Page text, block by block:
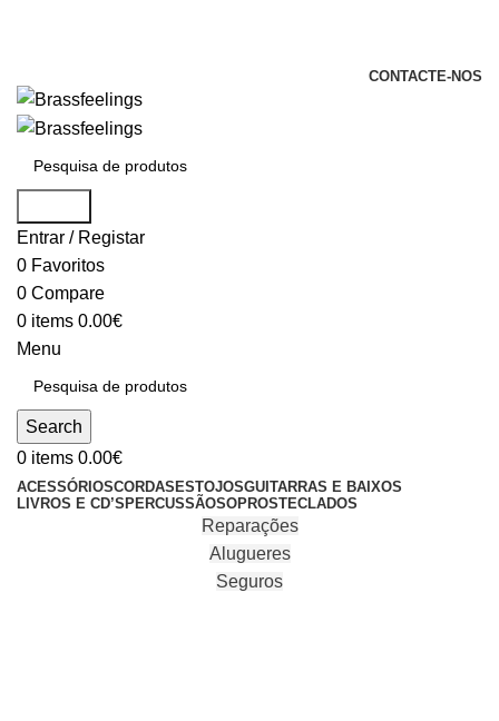
CONTACTE-NOS
Entrar / Registar
0 Favoritos
0 Compare
0 items 0.00€
Menu
Search
0 items 0.00€
ACESSÓRIOSCORDAS ESTOJOSGUITARRAS E BAIXOS
LIVROS E CD’S PERCUSSÃOSOPROSTECLADOS
Reparações
Alugueres
Seguros